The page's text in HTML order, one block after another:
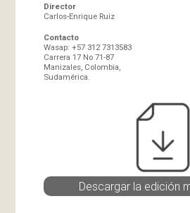
Director
Carlos-Enrique Ruiz
Contacto
Wasap: +57 312 7313583
Carrera 17 No 71-87
Manizales, Colombia,
Sudamérica.
Descargar la edición